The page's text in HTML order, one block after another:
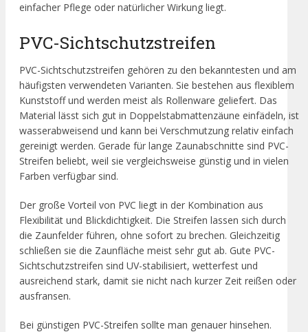
einfacher Pflege oder natürlicher Wirkung liegt.
PVC-Sichtschutzstreifen
PVC-Sichtschutzstreifen gehören zu den bekanntesten und am
häufigsten verwendeten Varianten. Sie bestehen aus flexiblem
Kunststoff und werden meist als Rollenware geliefert. Das
Material lässt sich gut in Doppelstabmattenzäune einfädeln, ist
wasserabweisend und kann bei Verschmutzung relativ einfach
gereinigt werden. Gerade für lange Zaunabschnitte sind PVC-
Streifen beliebt, weil sie vergleichsweise günstig und in vielen
Farben verfügbar sind.
Der große Vorteil von PVC liegt in der Kombination aus
Flexibilität und Blickdichtigkeit. Die Streifen lassen sich durch
die Zaunfelder führen, ohne sofort zu brechen. Gleichzeitig
schließen sie die Zaunfläche meist sehr gut ab. Gute PVC-
Sichtschutzstreifen sind UV-stabilisiert, wetterfest und
ausreichend stark, damit sie nicht nach kurzer Zeit reißen oder
ausfransen.
Bei günstigen PVC-Streifen sollte man genauer hinsehen.